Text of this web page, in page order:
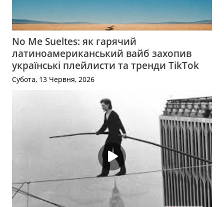
No Me Sueltes: як гарячий
латиноамериканський вайб захопив
українські плейлисти та тренди TikTok
Субота, 13 Червня, 2026